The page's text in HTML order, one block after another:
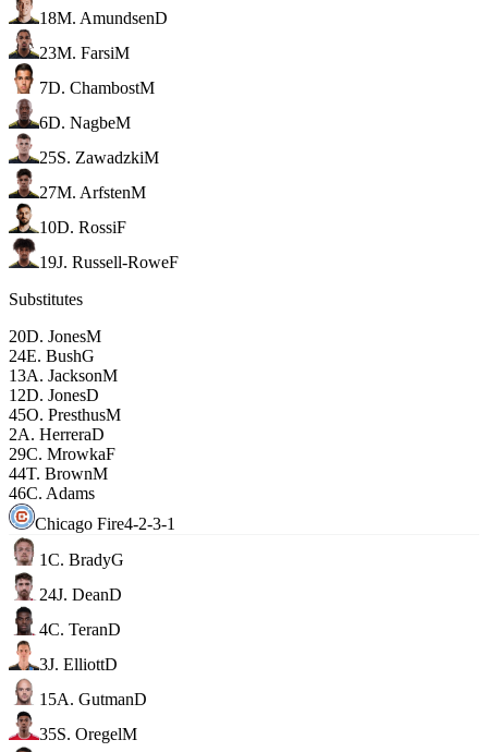
18M. AmundsenD
23M. FarsiM
7D. ChambostM
6D. NagbeM
25S. ZawadzkiM
27M. ArfstenM
10D. RossiF
19J. Russell-RoweF
Substitutes
20D. JonesM
24E. BushG
13A. JacksonM
12D. JonesD
45O. PresthusM
2A. HerreraD
29C. MrowkaF
44T. BrownM
46C. Adams
Chicago Fire4-2-3-1
1C. BradyG
24J. DeanD
4C. TeranD
3J. ElliottD
15A. GutmanD
35S. OregelM